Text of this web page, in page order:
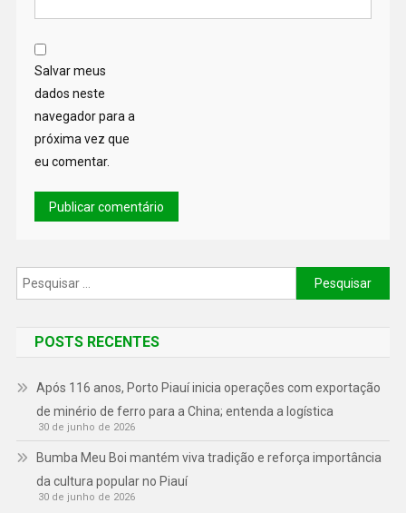
Salvar meus
dados neste
navegador para a
próxima vez que
eu comentar.
POSTS RECENTES
Após 116 anos, Porto Piauí inicia operações com exportação
de minério de ferro para a China; entenda a logística
30 de junho de 2026
Bumba Meu Boi mantém viva tradição e reforça importância
da cultura popular no Piauí
30 de junho de 2026